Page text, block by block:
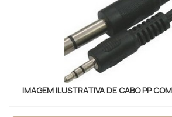
IMAGEM ILUSTRATIVA DE CABO PP